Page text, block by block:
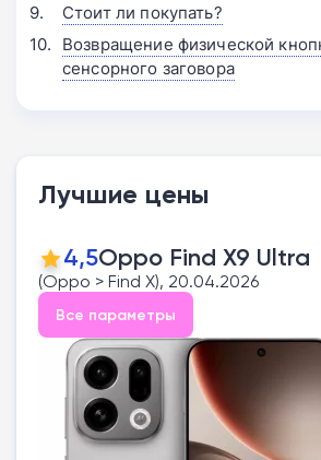
Стоит ли покупать?
Возвращение физической
сенсорного заговора
Лучшие цены
4,5Oppo Find X9 Ultra
(Oppo > Find X), 20.04.2026
Все параметры